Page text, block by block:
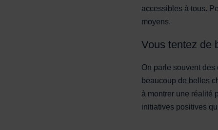
accessibles à tous.
moyens.
Vous tentez de
On parle souvent
beaucoup de belles
à montrer une réalité
initiatives positives